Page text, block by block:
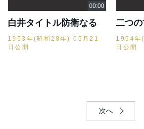
白井タイトル防衛なる
1953年(昭和28年) 05月21
日公開
二つ
1954年
日公開
次へ